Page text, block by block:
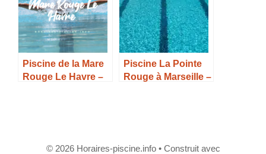
Piscine de la Mare
Rouge Le Havre –
Piscine La Pointe
Rouge à Marseille –
© 2026 Horaires-piscine.info• Construit avec